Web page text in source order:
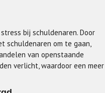
bij schuldenaren. Door
schuldenaren om te gaan,
van openstaande
verlicht, waardoor een meer